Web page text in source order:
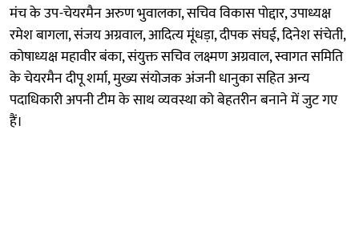
मंच के उप-चेयरमैन अरुण भुवालका, सचिव विकास पोद्दार, उपाध्यक्ष
रमेश बागला, संजय अग्रवाल, आदित्य मूंधड़ा, दीपक संघई, दिनेश संचेती,
कोषाध्यक्ष महावीर बंका, संयुक्त सचिव लक्ष्मण अग्रवाल, स्वागत समिति
के चेयरमैन दीपू शर्मा, मुख्य संयोजक अंजनी धानुका सहित अन्य
पदाधिकारी अपनी टीम के साथ व्यवस्था को बेहतरीन बनाने में जुट गए
हैं।